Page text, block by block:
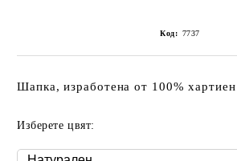
Код: 7737
Шапка, изработена от 100% хартиен
Изберете цвят: